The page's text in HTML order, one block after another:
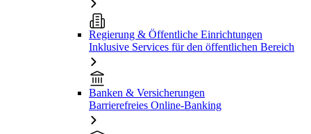
Regierung & Öffentliche Einrichtungen
Inklusive Services für den öffentlichen Bereich
Banken & Versicherungen
Barrierefreies Online-Banking